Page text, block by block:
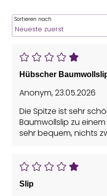
Sortieren nach
Hübscher
Anonym,23.05.2026
Die Spitze ist sehr
Baumwollslip zu
sehr bequem, nichts
Slip